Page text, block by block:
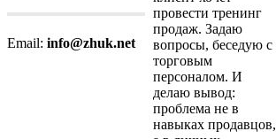
Email: info@zhuk.net
провести тренинг
продаж. Задаю
вопросы, беседую с
торговым
персоналом. И
делаю вывод:
проблема не в
навыках продавцов,